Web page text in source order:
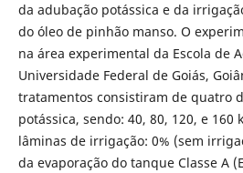
da adubação potássica e da
do óleo de pinhão manso. O
na área experimental da Escola de
Universidade Federal de Goiás,
tratamentos consistiram de quatro
potássica, sendo: 40, 80, 120, e 160
lâminas de irrigação: 0% (sem
da evaporação do tanque Classe A